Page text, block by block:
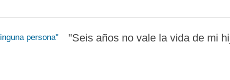
"Seis años no vale la vida de mi